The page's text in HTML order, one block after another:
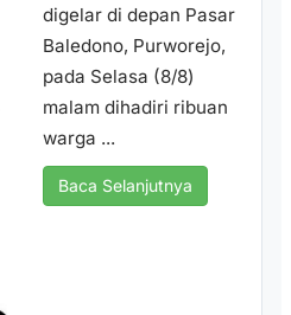
digelar di depan Pasar
Baledono, Purworejo,
pada Selasa (8/8)
malam dihadiri ribuan
warga ...
Baca Selanjutnya